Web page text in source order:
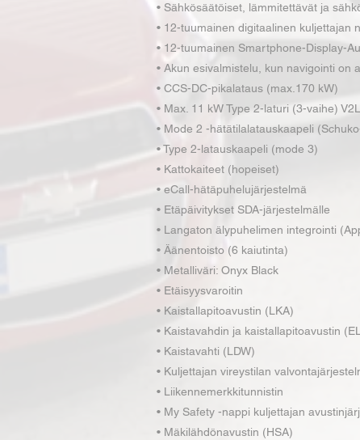
• Sähkösäätöiset, lämmitettävät ja
• 12-tuumainen digitaalinen kuljettajan
• 12-tuumainen Smartphone-Display-
• Akun esivalmistelu, kun navigointi on
• CCS-DC-pikalataus (max.170 kW)
• Max. 11 kW Type 2-laturi (3-vaihe)
• Mode 2 -hätätilalatauskaapeli
• Type 2-latauskaapeli (mode 3)
• Kattokaiteet (hopeiset)
• eCall-hätäpuhelujärjestelmä
• Etäpäivitykset SDA-järjestelmälle
• Langaton älypuhelimen integrointi
• Äänentoisto (6 kaiutinta)
• Metalliväri: Onyx Black
• Etäisyysvaroitin
• Kaistallapitoavustin (LKA)
• Kaistavahdin ja kaistallapitoavustin
• Kaistavahti (LDW)
• Kuljettajan vireystilan
• Liikennemerkkitunnistin
• My Safety -nappi kuljettajan
• Mäkilähdönavustin (HSA)